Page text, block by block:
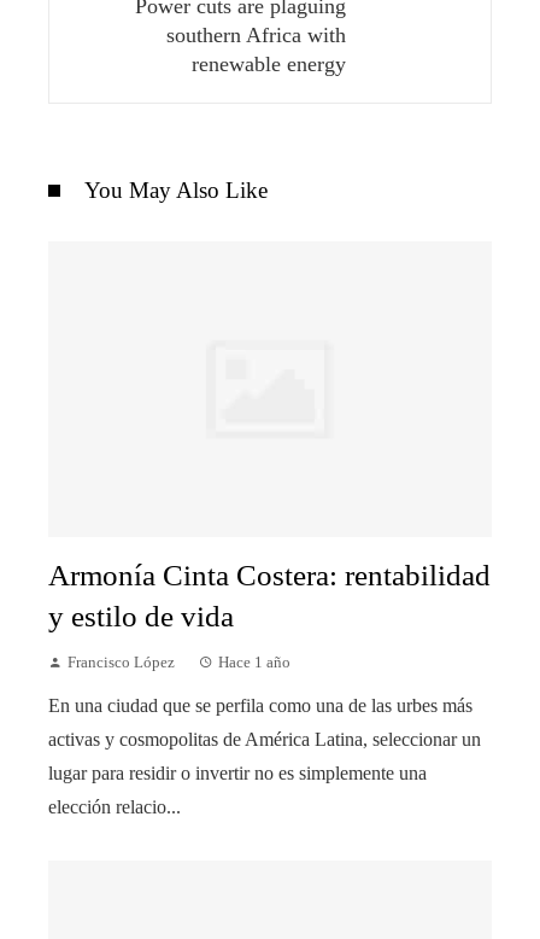
Power cuts are plaguing
southern Africa with
renewable energy
You May Also Like
Armonía Cinta Costera: rentabilidad
y estilo de vida
Francisco López Hace 1 año
En una ciudad que se perfila como una de las urbes más
activas y cosmopolitas de América Latina, seleccionar un
lugar para residir o invertir no es simplemente una
elección relacio...